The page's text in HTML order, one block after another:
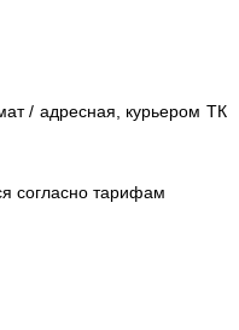
/ адресная, курьером ТК
согласно тарифам